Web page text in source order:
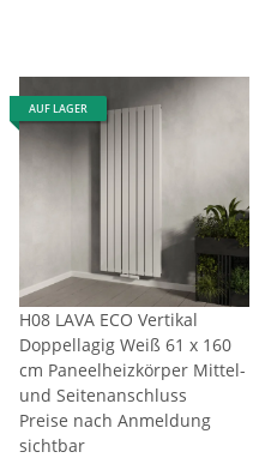
AUF LAGER
H08 LAVA ECO Vertikal
Doppellagig Weiß 61 x 160
cm Paneelheizkörper Mittel-
und Seitenanschluss
Preise nach Anmeldung
sichtbar